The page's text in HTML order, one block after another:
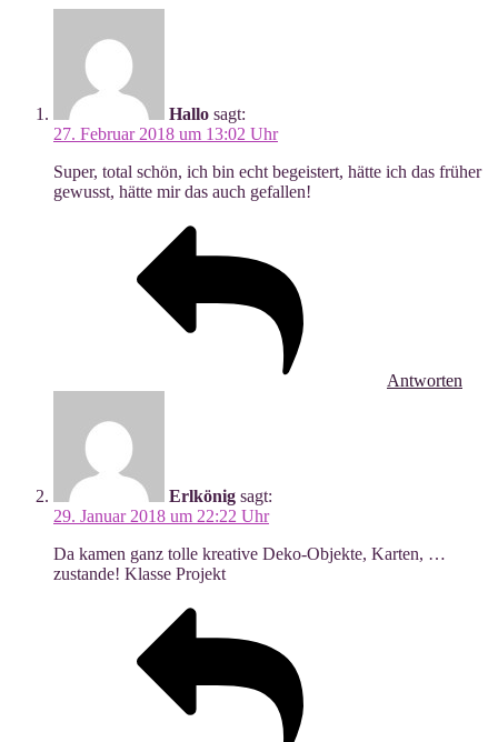
Hallo sagt:
27. Februar 2018 um 13:02 Uhr
Super, total schön, ich bin echt begeis­tert, hät­te ich das frü­her
gewusst, hät­te mir das auch gefallen!
Antworten
Erlkönig sagt:
29. Januar 2018 um 22:22 Uhr
Da kamen ganz tol­le krea­ti­ve Deko-Objek­te, Kar­ten, …
zustan­de! Klas­se Projekt